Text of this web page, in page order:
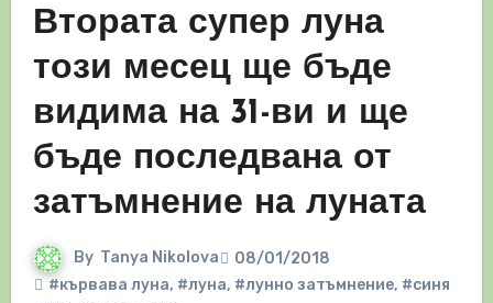
Втората супер луна
този месец ще бъде
видима на 31-ви и ще
бъде последвана от
затъмнение на луната
By Tanya Nikolova
08/01/2018
#кървава луна, #луна, #лунно затъмнение, #синя